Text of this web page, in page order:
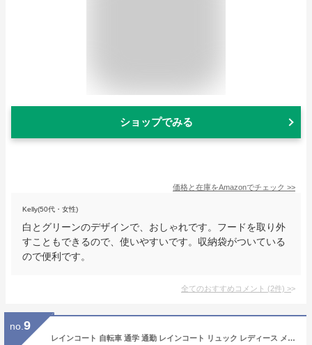
ショップでみる
価格と在庫をAmazonでチェック >>
Kelly(50代・女性)
白とグリーンのデザインで、おしゃれです。フードを取り外
すこともできるので、使いやすいです。収納袋がついている
ので便利です。
全てのおすすめコメント (2件) >
no. 9
レインコート 自転車 通学 通勤 レインコート リュック レディース メンズ おしゃれ ママ 送迎 ロング 自転車用レインコート ポンチョ カッパ メンズ レインポンチョ バイク 軽量 雨具 自転車用カッパ 自転車 通学 通勤 リュック対応 防水撥水加工 大きいサイズ 送料無料